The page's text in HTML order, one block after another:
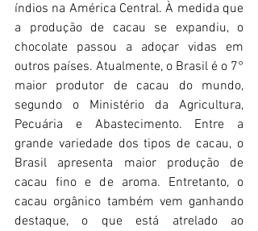
índios na América Central. À medida que
a produção de cacau se expandiu, o
chocolate passou a adoçar vidas em
outros países. Atualmente, o Brasil é o 7°
maior produtor de cacau do mundo,
segundo o Ministério da Agricultura,
Pecuária e Abastecimento. Entre a
grande variedade dos tipos de cacau, o
Brasil apresenta maior produção de
cacau fino e de aroma. Entretanto, o
cacau orgânico também vem ganhando
destaque, o que está atrelado ao